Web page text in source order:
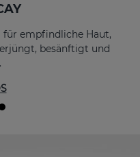
empfindliche Haut,
besänftigt und